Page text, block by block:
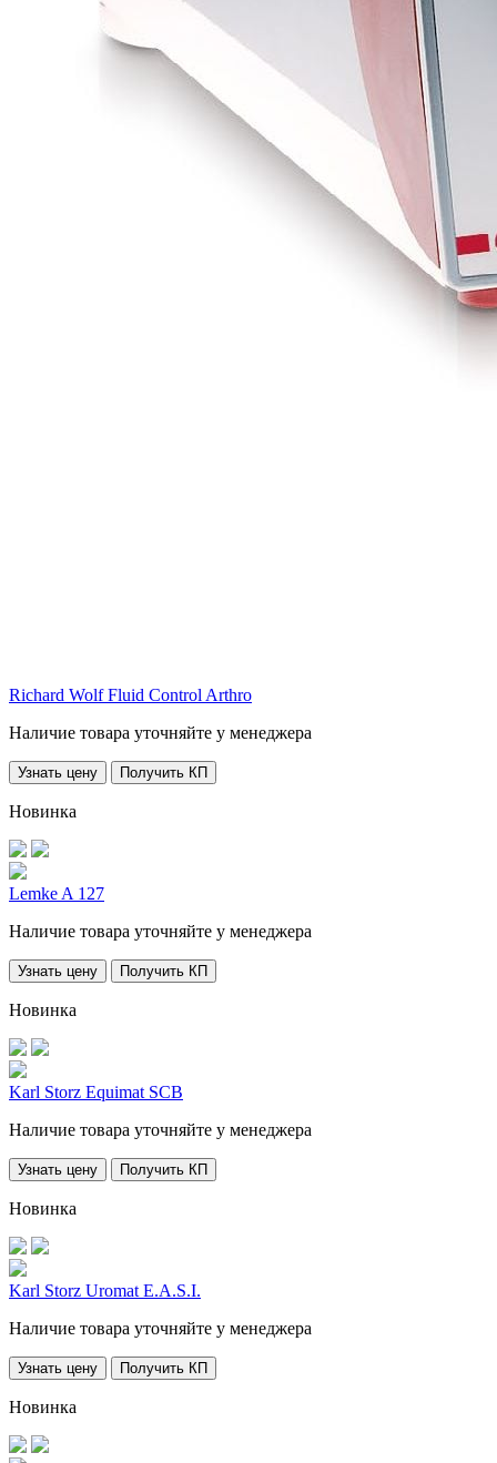
Richard Wolf Fluid Control Arthro
Наличие товара уточняйте у менеджера
Узнать цену Получить КП
Новинка
Lemke A 127
Наличие товара уточняйте у менеджера
Узнать цену Получить КП
Новинка
Karl Storz Equimat SCB
Наличие товара уточняйте у менеджера
Узнать цену Получить КП
Новинка
Karl Storz Uromat E.A.S.I.
Наличие товара уточняйте у менеджера
Узнать цену Получить КП
Новинка